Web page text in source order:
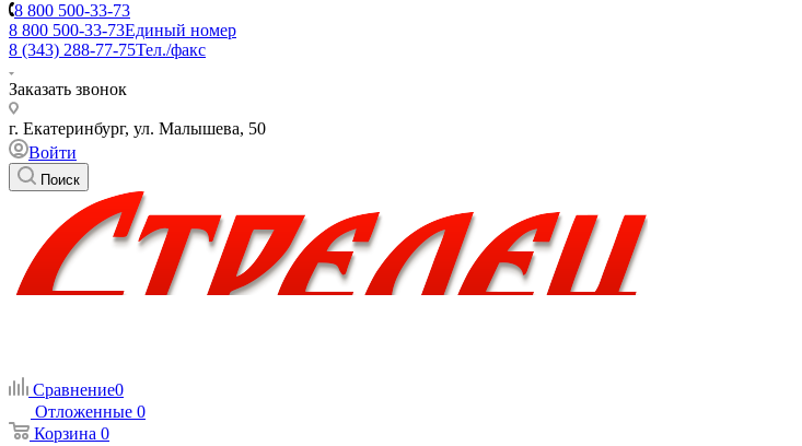
8 800 500-33-73
8 800 500-33-73Единый номер
8 (343) 288-77-75Тел./факс
Заказать звонок
г. Екатеринбург, ул. Малышева, 50
Войти
Поиск
Сравнение0
Отложенные 0
Корзина 0